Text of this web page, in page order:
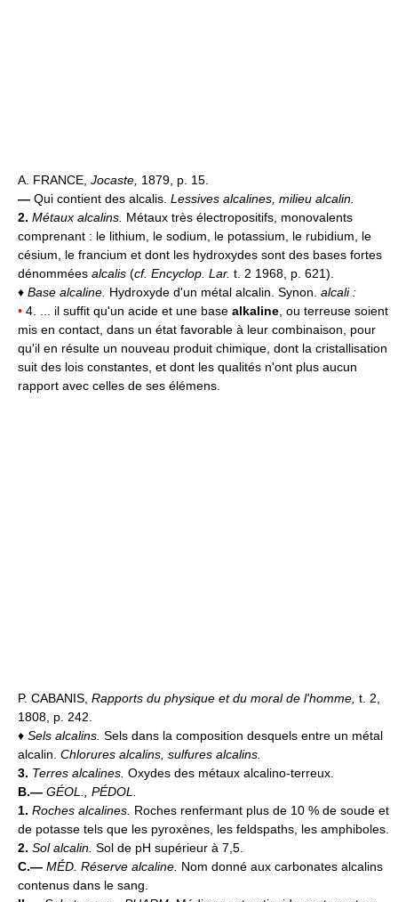
A. FRANCE, Jocaste, 1879, p. 15.
— Qui contient des alcalis. Lessives alcalines, milieu alcalin.
2. Métaux alcalins. Métaux très électropositifs, monovalents
comprenant : le lithium, le sodium, le potassium, le rubidium, le
césium, le francium et dont les hydroxydes sont des bases fortes
dénommées alcalis (cf. Encyclop. Lar. t. 2 1968, p. 621).
♦ Base alcaline. Hydroxyde d'un métal alcalin. Synon. alcali :
• 4. ... il suffit qu'un acide et une base alkaline , ou terreuse soient
mis en contact, dans un état favorable à leur combinaison, pour
qu'il en résulte un nouveau produit chimique, dont la cristallisation
suit des lois constantes, et dont les qualités n'ont plus aucun
rapport avec celles de ses élémens.
P. CABANIS, Rapports du physique et du moral de l'homme, t. 2,
1808, p. 242.
♦ Sels alcalins. Sels dans la composition desquels entre un métal
alcalin. Chlorures alcalins, sulfures alcalins.
3. Terres alcalines. Oxydes des métaux alcalino-terreux.
B.— GÉOL., PÉDOL.
1. Roches alcalines. Roches renfermant plus de 10 % de soude et
de potasse tels que les pyroxènes, les feldspaths, les amphiboles.
2. Sol alcalin. Sol de pH supérieur à 7,5.
C.— MÉD. Réserve alcaline. Nom donné aux carbonates alcalins
contenus dans le sang.